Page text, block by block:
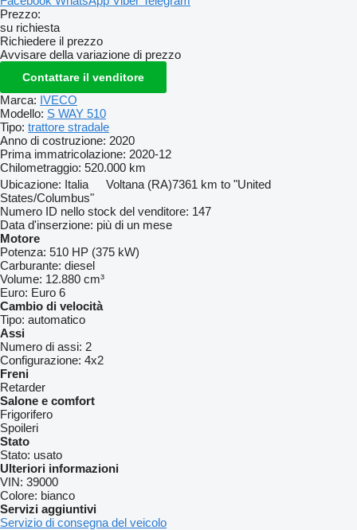
Prezzo:
su richiesta
Richiedere il prezzo
Avvisare della variazione di prezzo
Contattare il venditore
Marca: IVECO
Modello: S WAY 510
Tipo: trattore stradale
Anno di costruzione: 2020
Prima immatricolazione: 2020-12
Chilometraggio: 520.000 km
Ubicazione: Italia Voltana (RA)7361 km to "United
States/Columbus"
Numero ID nello stock del venditore: 147
Data d'inserzione: più di un mese
Motore
Potenza: 510 HP (375 kW)
Carburante: diesel
Volume: 12.880 cm³
Euro: Euro 6
Cambio di velocità
Tipo: automatico
Assi
Numero di assi: 2
Configurazione: 4x2
Freni
Retarder
Salone e comfort
Frigorifero
Spoileri
Stato
Stato: usato
Ulteriori informazioni
VIN: 39000
Colore: bianco
Servizi aggiuntivi
Servizio di consegna del veicolo